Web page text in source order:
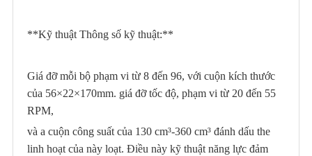
**Kỹ thuật Thông số kỹ thuật:**
Giá đỡ mỗi bộ phạm vi từ 8 đến 96, với cuộn kích thước
của 56×22×170mm. giá đỡ tốc độ, phạm vi từ 20 đến 55
RPM,
và a cuộn công suất của 130 cm³-360 cm³ đánh dấu the
linh hoạt của này loạt. Điều này kỹ thuật năng lực đảm